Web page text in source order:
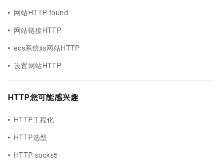
网站HTTP found
网站链接HTTP
ecs系统iis网站HTTP
设置网站HTTP
HTTP您可能感兴趣
HTTP工程化
HTTP选型
HTTP socks5